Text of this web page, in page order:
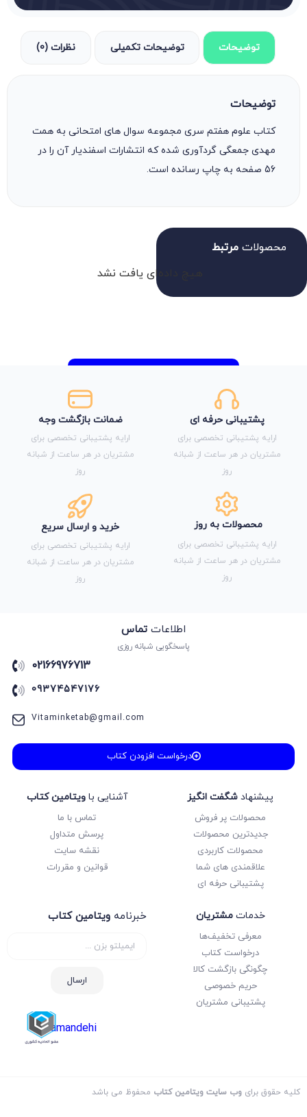
توضیحات توضیحات تکمیلی نظرات (0)
توضیحات
کتاب علوم هفتم سری مجموعه سوال های امتحانی به همت
مهدی جمعگی گردآوری شده که انتشارات اسفندیار آن را در
56 صفحه به چاپ رسانده است.
محصولات مرتبط
هیچ داده‌ای یافت نشد
پشتیبانی حرفه ای
ارایه پشتیبانی تخصصی برای
مشتریان در هر ساعت از شبانه
روز
ضمانت بازگشت وجه
ارایه پشتیبانی تخصصی برای
مشتریان در هر ساعت از شبانه
روز
محصولات به روز
ارایه پشتیبانی تخصصی برای
مشتریان در هر ساعت از شبانه
روز
خرید و ارسال سریع
ارایه پشتیبانی تخصصی برای
مشتریان در هر ساعت از شبانه
روز
پیشنهاد شگفت انگیز
محصولات پر فروش
جدیدترین محصولات
محصولات کاربردی
علاقمندی های شما
پشتیبانی حرفه ای
آشنایی باویتامین کتاب
تماس با ما
پرسش متداول
نقشه سایت
قوانین و مقررات
خدماتمشتریان
معرفی تخفیف‌ها
درخواست کتاب
چگونگی بازگشت کالا
حریم خصوصی
پشتیبانی مشتریان
اطلاعات تماس
پاسخگویی شبانه روزی
02166976713
09374547176
Vitaminketab@gmail.com
درخواست افزودن کتاب
خبرنامه ویتامین کتاب
ارسال
samandehi
کلیه حقوق برای وب سایت ویتامین کتاب محفوظ می باشد